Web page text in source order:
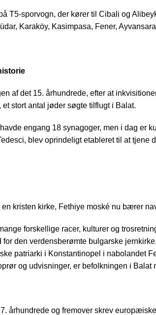
T5-sporvogn, der kører til Cibali og
Karaköy, Kasimpasa, Fener,
af det 15. århundrede, efter at
et stort antal jøder søgte tilflugt i Balat.
engang 18 synagoger, men i dag er
blev oprindeligt etableret til at
kristen kirke, Fethiye moské nu bærer
forskellige racer, kulturer og
for den verdensberømte bulgarske
patriarki i Konstantinopel i nabolandet
og udvisninger, er befolkningen i Balat
århundrede og fremover skrev